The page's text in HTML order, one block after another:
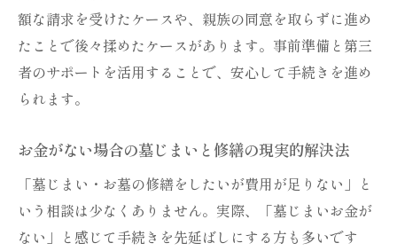
額な請求を受けたケースや、親族の同意を取らずに進め
たことで後々揉めたケースがあります。事前準備と第三
者のサポートを活用することで、安心して手続きを進め
られます。
お金がない場合の墓じまいと修繕の現実的解決法
「墓じまい・お墓の修繕をしたいが費用が足りない」と
いう相談は少なくありません。実際、「墓じまいお金が
ない」と感じて手続きを先延ばしにする方も多いです